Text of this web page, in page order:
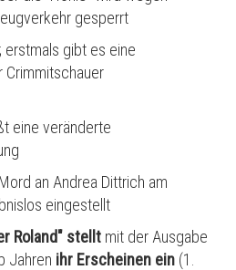
gesperrt
erstmals gibt es eine
Crimmitschauer
eine veränderte
an Andrea Dittrich am
eingestellt
Roland" stellt mit der Ausgabe
Jahren ihr Erscheinen ein (1.